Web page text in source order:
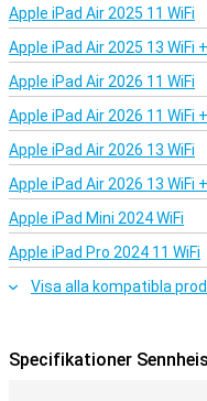
Apple iPad Air 2025 11 WiFi
Apple iPad Air 2025 13 WiFi
Apple iPad Air 2026 11 WiFi
Apple iPad Air 2026 11 WiFi
Apple iPad Air 2026 13 WiFi
Apple iPad Air 2026 13 WiFi
Apple iPad Mini 2024 WiFi
Apple iPad Pro 2024 11 WiFi
Visa alla kompatibla
Specifikationer